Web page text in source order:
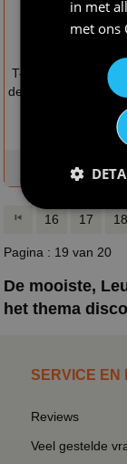
T-shirt microfoon in
de hand in het glitter
op voorraad
16 17 18
Pagina : 19 van 20
De mooiste,
het thema disco
SERVICE EN
Reviews
Veel gestelde
in met
met ons